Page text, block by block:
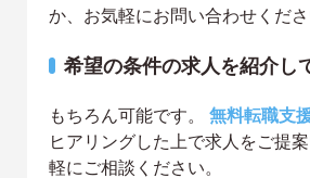
か、お気軽にお問い合わせくださ
希望の条件の求人を紹介し
もちろん可能です。 無料転職支
ヒアリングした上で求人をご提
軽にご相談ください。